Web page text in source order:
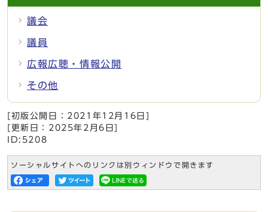
議会
議員
広報広聴・情報公開
その他
[初版公開日： 2021年12月16日
[更新日： 2025年2月6日
ID:5208
ソーシャルサイトへのリンクは別ウィンドウで開きます